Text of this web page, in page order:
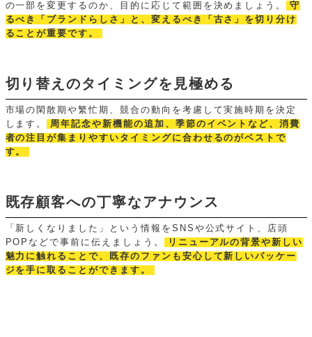
の一部を変更するのか、目的に応じて範囲を決めましょう。
守
るべき「ブランドらしさ」と、変えるべき「古さ」を切り分け
ることが重要です。
切り替えのタイミングを見極める
市場の閑散期や繁忙期、競合の動向を考慮して実施時期を決定
します。
周年記念や新機能の追加、季節のイベントなど、消費
者の注目が集まりやすいタイミングに合わせるのがベストで
す。
既存顧客への丁寧なアナウンス
「新しくなりました」という情報をSNSや公式サイト、店頭
POPなどで事前に伝えましょう。
リニューアルの背景や新しい
魅力に触れることで、既存のファンも安心して新しいパッケー
ジを手に取ることができます。